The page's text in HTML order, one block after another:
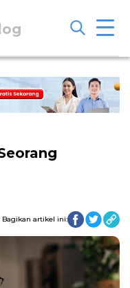
Bagikan artikel ini: